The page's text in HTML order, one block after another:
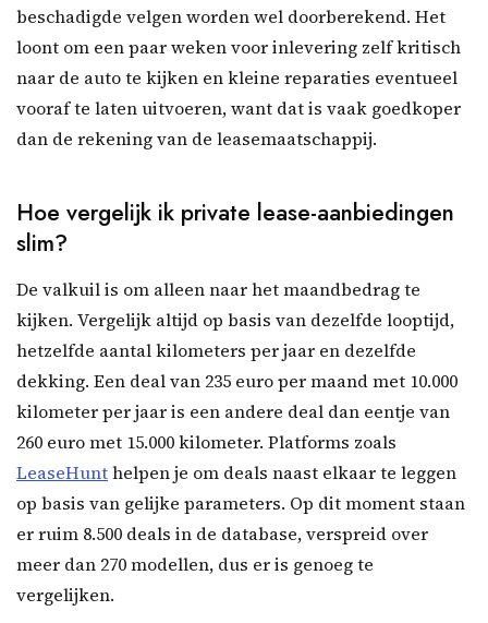
beschadigde velgen worden wel doorberekend. Het
loont om een paar weken voor inlevering zelf kritisch
naar de auto te kijken en kleine reparaties eventueel
vooraf te laten uitvoeren, want dat is vaak goedkoper
dan de rekening van de leasemaatschappij.
Hoe vergelijk ik private lease-aanbiedingen
slim?
De valkuil is om alleen naar het maandbedrag te
kijken. Vergelijk altijd op basis van dezelfde looptijd,
hetzelfde aantal kilometers per jaar en dezelfde
dekking. Een deal van 235 euro per maand met 10.000
kilometer per jaar is een andere deal dan eentje van
260 euro met 15.000 kilometer. Platforms zoals
LeaseHunthelpen je om deals naast elkaar te leggen
op basis van gelijke parameters. Op dit moment staan
er ruim 8.500 deals in de database, verspreid over
meer dan 270 modellen, dus er is genoeg te
vergelijken.